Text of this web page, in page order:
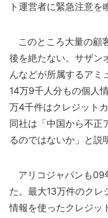
ト運営者に緊急注意を
このところ大量の顧
後を絶たない。サザン
んなどが所属するアミ
14万9千人分もの個人
万4千件はクレジット
同社は「中国から不正
るのではないか」と説
アリコジャパンも09
た。最大13万件のク
情報を使ったクレジッ